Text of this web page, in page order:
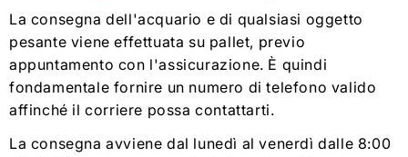
La consegna dell'acquario e di qualsiasi oggetto
pesante viene effettuata su pallet, previo
appuntamento con l'assicurazione. È quindi
fondamentale fornire un numero di telefono valido
affinché il corriere possa contattarti.
La consegna avviene dal lunedì al venerdì dalle 8:00